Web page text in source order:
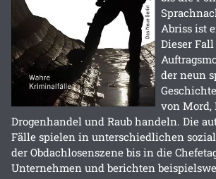
Abriss ist
Dieser
der neun
von Mord,
Drogenhandel und Raub handeln. Die
Fälle spielen in unterschiedlichen
der Obdachlosenszene bis in die
Unternehmen und berichten